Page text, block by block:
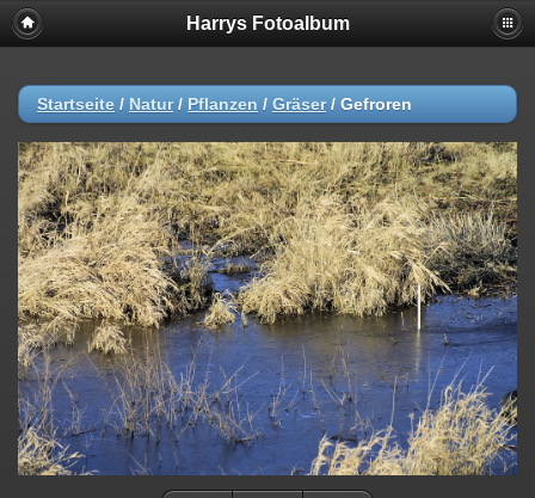
Harrys Fotoalbum
Startseite / Natur/ Pflanzen / Gräser/ Gefroren